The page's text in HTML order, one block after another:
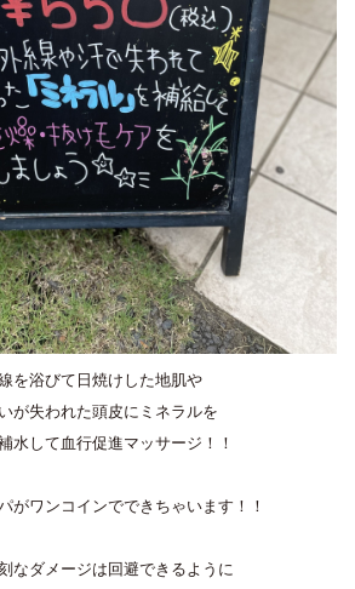
を浴びて日焼けした地肌や
が失われた頭皮にミネラルを
水して血行促進マッサージ！！
がワンコインでできちゃいます！！
なダメージは回避できるように